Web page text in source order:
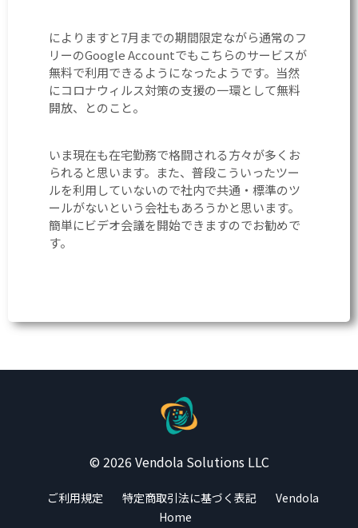
によりますと7月までの期間限定ながら通常のフ
リーのGoogle Accountでもこちらのサービスが
無料で利用できるようになったようです。当然
にコロナウィルス対策の支援の一環として無料
開放、とのこと。
いま現在も在宅勤務で格闘される方々が多くお
られると思います。また、普段こういったツー
ルを利用していないので社内で共通・標準のツ
ールがないという会社もあろうかと思います。
簡単にビデオ会議を開始できますのでお勧めで
す。
© 2026 Vendola Solutions LLC
ご利用規定 特定商取引法に基づく表記
Vendola
Home